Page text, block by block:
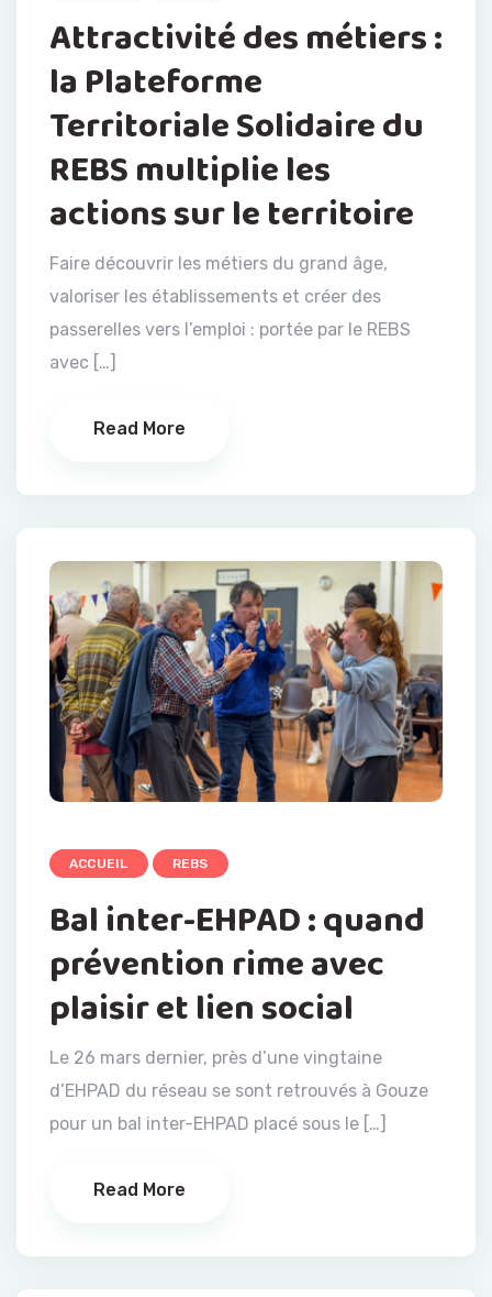
Attractivité des métiers :
la Plateforme
Territoriale Solidaire du
REBS multiplie les
actions sur le territoire
Faire découvrir les métiers du grand âge,
valoriser les établissements et créer des
passerelles vers l’emploi : portée par le REBS
avec […]
Read More
ACCUEIL REBS
Bal inter-EHPAD : quand
prévention rime avec
plaisir et lien social
Le 26 mars dernier, près d’une vingtaine
d’EHPAD du réseau se sont retrouvés à Gouze
pour un bal inter-EHPAD placé sous le […]
Read More